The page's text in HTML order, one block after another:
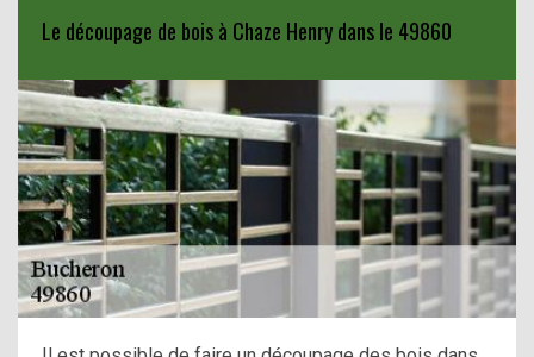
Le découpage de bois à Chaze Henry dans le 49860